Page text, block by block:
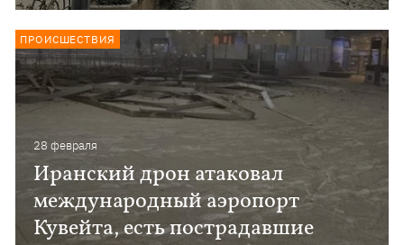
28 февраля
Иранский дрон атаковал
международный аэропорт
Кувейта, есть пострадавшие
ПРОИСШЕСТВИЯ